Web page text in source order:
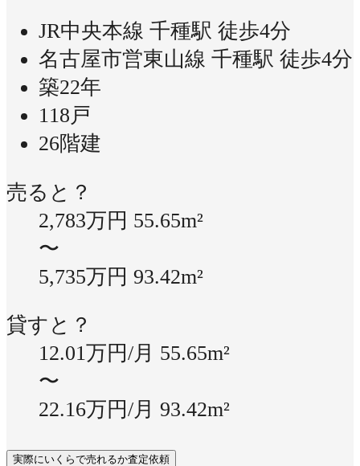
JR中央本線 千種駅 徒歩4分
名古屋市営東山線 千種駅 徒歩4分
築22年
118戸
26階建
売ると？
2,783万円 55.65m²
〜
5,735万円 93.42m²
貸すと？
12.01万円/月 55.65m²
〜
22.16万円/月 93.42m²
実際にいくらで売れるか査定依頼